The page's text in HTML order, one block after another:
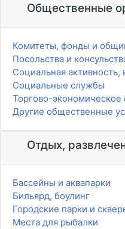
Общественные
Комитеты, фонды и
Посольства и
Социальная активность,
Социальные службы
Торгово-экономическое
Другие общественные
Отдых,
Бассейны и аквапарки
Бильярд, боулинг
Городские парки и
Места для рыбалки